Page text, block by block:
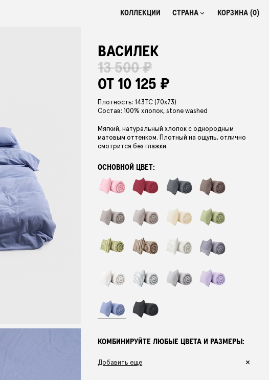
КОЛЛЕКЦИИ СТРАНА КОРЗИНА (0)
₽ МАСЛО ОТ 13 500 ₽
ВАСИЛЕК
13 500 ₽
ОТ 10 125 ₽
Плотность: 143TC (70x73)
Состав: 100% хлопок, stone washed
Мягкий, натуральный хлопок с однородным
матовым оттенком. Плотный на ощупь, отлично
смотрится без глажки.
ОСНОВНОЙ ЦВЕТ:
КОМБИНИРУЙТЕ ЛЮБЫЕ ЦВЕТА И РАЗМЕРЫ:
Добавить еще